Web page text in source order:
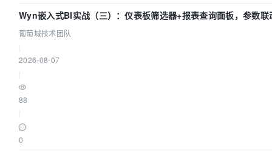
Wyn嵌入式BI实战（三）：仪表板筛选器+报表查询面板，参数联
葡萄城技术团队
2026-08-07
88
0